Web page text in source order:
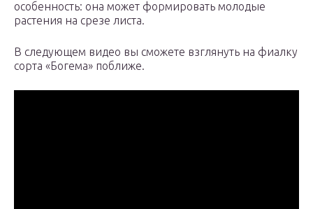
особенность: она может формировать молодые
растения на срезе листа.
В следующем видео вы сможете взглянуть на фиалку
сорта «Богема» поближе.